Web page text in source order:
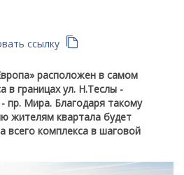
ссылку
расположен в самом
в границах ул. Н.Теслы -
пр. Мира. Благодаря такому
жителям квартала будет
всего комплекса в шаговой